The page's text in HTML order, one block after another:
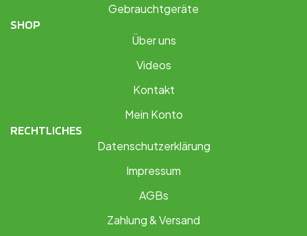
Gebrauchtgeräte
SHOP
Über uns
Videos
Kontakt
Mein Konto
RECHTLICHES
Datenschutzerklärung
Impressum
AGBs
Zahlung & Versand